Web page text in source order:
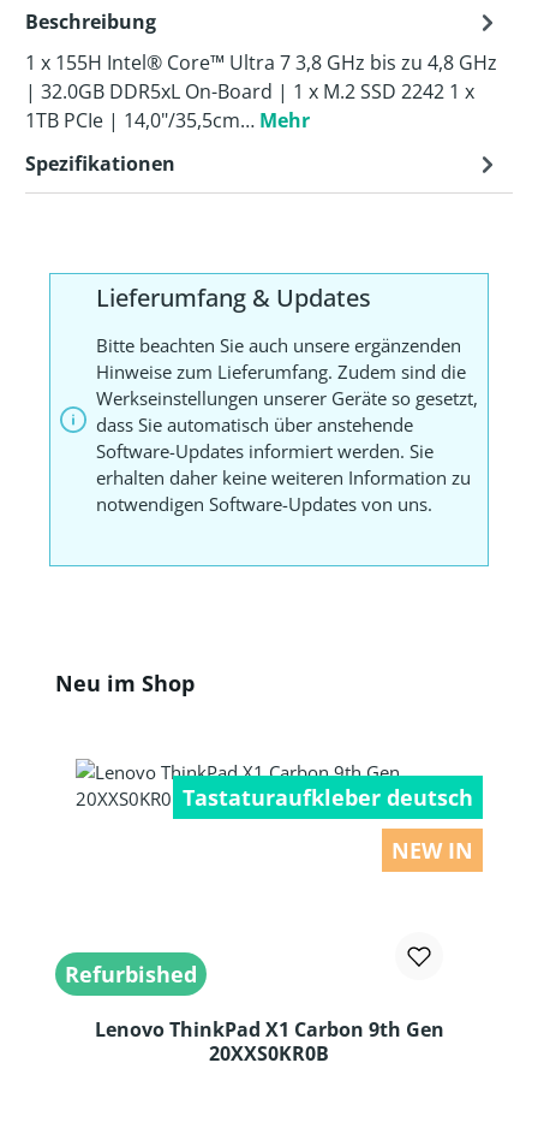
Beschreibung
1 x 155H Intel® Core™ Ultra 7 3,8 GHz bis zu 4,8 GHz
| 32.0GB DDR5xL On-Board | 1 x M.2 SSD 2242 1 x
1TB PCIe | 14,0"/35,5cm… Mehr
Spezifikationen
Lieferumfang & Updates
Bitte beachten Sie auch unsere ergänzenden
Hinweise zum Lieferumfang. Zudem sind die
Werkseinstellungen unserer Geräte so gesetzt,
dass Sie automatisch über anstehende
Software-Updates informiert werden. Sie
erhalten daher keine weiteren Information zu
notwendigen Software-Updates von uns.
Produktgalerie überspringen
Neu im Shop
Tastaturaufkleber deutsch
NEW IN
Refurbished
Lenovo ThinkPad X1 Carbon 9th Gen
20XXS0KR0B